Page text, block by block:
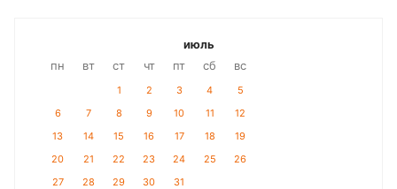
июль
пн
вт ст чт пт сб вс
1 2 3 4
5
6
7 8 9 10 11
12
13
14 15 16 17 18
19
20
21 22 23 24 25
26
27
28 29 30 31